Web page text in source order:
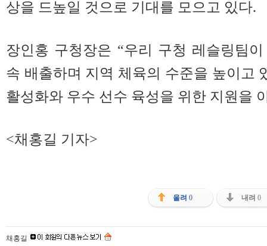
상을 드높일 것으로 기대를 모으고 있다.
장인홍 구청장은 “우리 구청 레슬링팀
속 배출하며 지역 체육의 수준을 높이고
활성화와 우수 선수 육성을 위한 지원을
<채홍길 기자>
올려 0 내려 0
채홍길